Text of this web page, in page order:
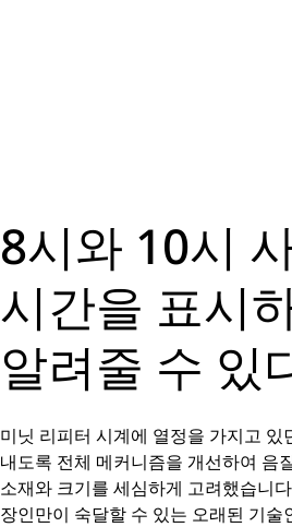
8시와 10시
시간을 표시
알려줄 수 있
미닛 리피터 시계에 열정을 가지고
내도록 전체 메커니즘을 개선하여 음
소재와 크기를 세심하게 고려했습니
장인만이 숙달할 수 있는 오래된 기술